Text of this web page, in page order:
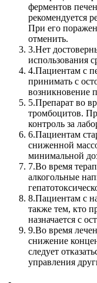
ферментов
рекомендуется
При его
отменить.
3.Нет
использования
4.Пациентам с
принимать с
возникновение
5.Препарат во
тромбоцитов.
контроль за
6.Пациентам
сниженной
минимальной
7.Во время
алкогольные
8.Пациентам с
также тем, кто
назначается с
9.Во время
снижение
следует
управления